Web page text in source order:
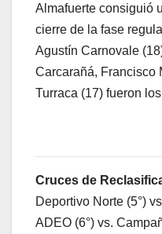
Almafuerte consiguió
cierre de la fase
Agustín Carnovale
Carcarañá, Francisco
Turraca (17) fueron
Cruces de
Deportivo Norte (5°)
ADEO (6°) vs.